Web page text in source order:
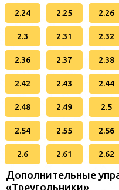
2.24 2.25 2.26
2.3 2.31 2.32
2.36 2.37 2.38
2.42 2.43 2.44
2.48 2.49 2.5
2.54 2.55 2.56
2.6 2.61 2.62
Дополнительные
«Треугольники»